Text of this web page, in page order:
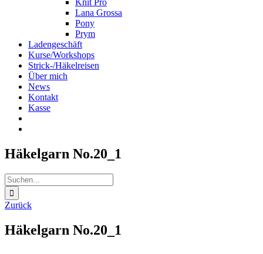
Knit Pro
Lana Grossa
Pony
Prym
Ladengeschäft
Kurse/Workshops
Strick-/Häkelreisen
Über mich
News
Kontakt
Kasse
Häkelgarn No.20_1
Suche
nach:
Zurück
Häkelgarn No.20_1